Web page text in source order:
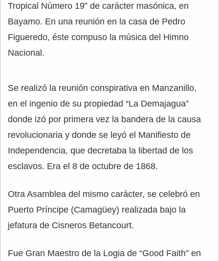
Tropical Número 19” de carácter masónica, en
Bayamo. En una reunión en la casa de Pedro
Figueredo, éste compuso la música del Himno
Nacional.
Se realizó la reunión conspirativa en Manzanillo,
en el ingenio de su propiedad “La Demajagua”
donde izó por primera vez la bandera de la causa
revolucionaria y donde se leyó el Manifiesto de
Independencia, que decretaba la libertad de los
esclavos. Era el 8 de octubre de 1868.
Otra Asamblea del mismo carácter, se celebró en
Puerto Príncipe (Camagüey) realizada bajo la
jefatura de Cisneros Betancourt.
Fue Gran Maestro de la Logia de “Good Faith” en